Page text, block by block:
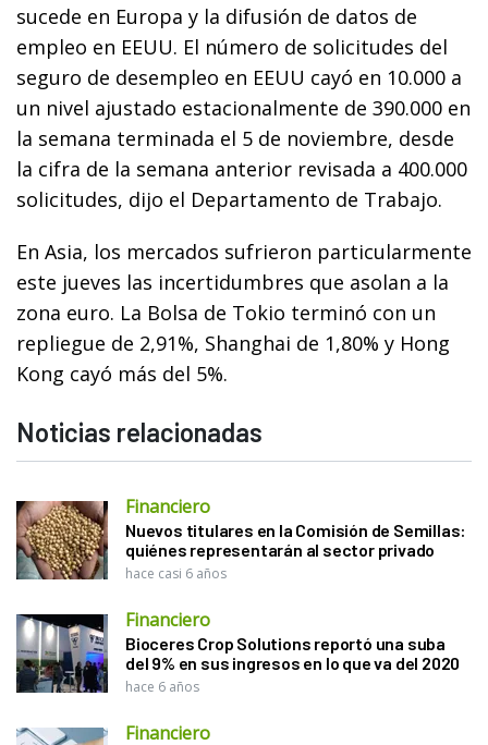
sucede en Europa y la difusión de datos de
empleo en EEUU. El número de solicitudes del
seguro de desempleo en EEUU cayó en 10.000 a
un nivel ajustado estacionalmente de 390.000 en
la semana terminada el 5 de noviembre, desde
la cifra de la semana anterior revisada a 400.000
solicitudes, dijo el Departamento de Trabajo.
En Asia, los mercados sufrieron particularmente
este jueves las incertidumbres que asolan a la
zona euro. La Bolsa de Tokio terminó con un
repliegue de 2,91%, Shanghai de 1,80% y Hong
Kong cayó más del 5%.
Noticias relacionadas
Financiero
Nuevos titulares en la Comisión de Semillas:
quiénes representarán al sector privado
hace casi 6 años
Financiero
Bioceres Crop Solutions reportó una suba
del 9% en sus ingresos en lo que va del 2020
hace 6 años
Financiero